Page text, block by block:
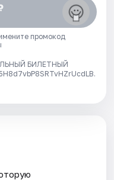
промокод
БИЛЕТНЫЙ